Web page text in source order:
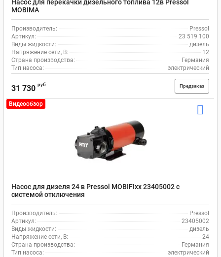
Насос для перекачки дизельного топлива 12в Pressol
MOBIMA
Производитель:
Pressol
Артикул:
23 519 100
Виды жидкости:
дизель
Напряжение сети, В:
12
Страна производства:
Германия
Тип насоса:
электрический
31 730 руб Предзаказ
Видеообзор
Насос для дизеля 24 в Pressol MOBIFIxx 23405002 с
системой отключения
Производитель:
Pressol
Артикул:
23405002
Виды жидкости:
дизель
Напряжение сети, В:
24
Страна производства:
Германия
Тип насоса:
электрический